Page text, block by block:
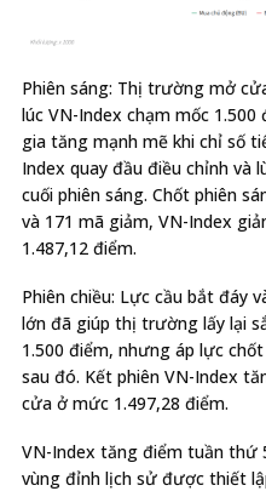
Phiên sáng: Thị trường mở
lúc VN-Index chạm mốc
gia tăng mạnh mẽ khi chỉ số
Index quay đầu điều chỉnh và
cuối phiên sáng. Chốt phiên
và 171 mã giảm, VN-Index
1.487,12 điểm.
Phiên chiều: Lực cầu bắt đáy
lớn đã giúp thị trường lấy lại
1.500 điểm, nhưng áp lực
sau đó. Kết phiên VN-Index
cửa ở mức 1.497,28 điểm.
VN-Index tăng điểm tuần thứ
vùng đỉnh lịch sử được thiết